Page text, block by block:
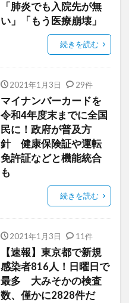
「肺炎でも入院先が無
い」「もう医療崩壊」
続きを読む
2021年1月3日 29件
マイナンバーカードを
令和4年度末までに全国
民に！政府が普及方
針 健康保険証や運転
免許証などと機能統合
も
続きを読む
2021年1月3日 11件
【速報】東京都で新規
感染者816人！日曜日で
最多 大みそかの検査
数、僅かに2828件だ